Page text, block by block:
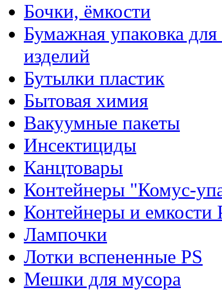
Бочки, ёмкости
Бумажная упаковка
изделий
Бутылки пластик
Бытовая химия
Вакуумные пакеты
Инсектициды
Канцтовары
Контейнеры "Комус-
Контейнеры и емкости
Лампочки
Лотки вспененные PS
Мешки для мусора